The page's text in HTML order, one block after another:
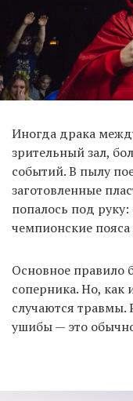
Иногда драка
зрительный зал,
событий. В пылу
заготовленные
попалось под
чемпионские пояса
Основное правило
соперника. Но, как
случаются травмы.
ушибы — это